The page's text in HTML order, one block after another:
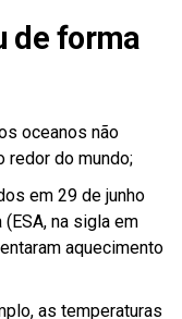
de forma
oceanos não
redor do mundo;
em 29 de junho
na sigla em
aquecimento
as temperaturas